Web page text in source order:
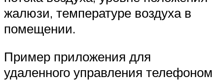
жалюзи, температуре воздуха в
помещении.
Пример приложения для
удаленного управления телефоном